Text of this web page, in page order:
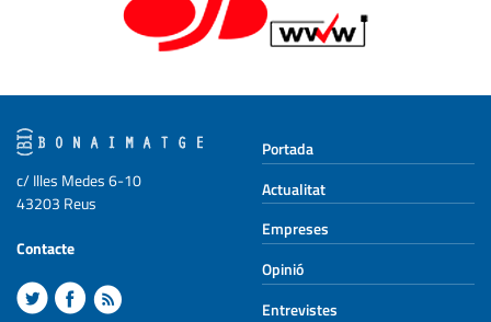
Portada
Actualitat
Empreses
Opinió
Entrevistes
c/ Illes Medes 6-10
43203 Reus
Contacte